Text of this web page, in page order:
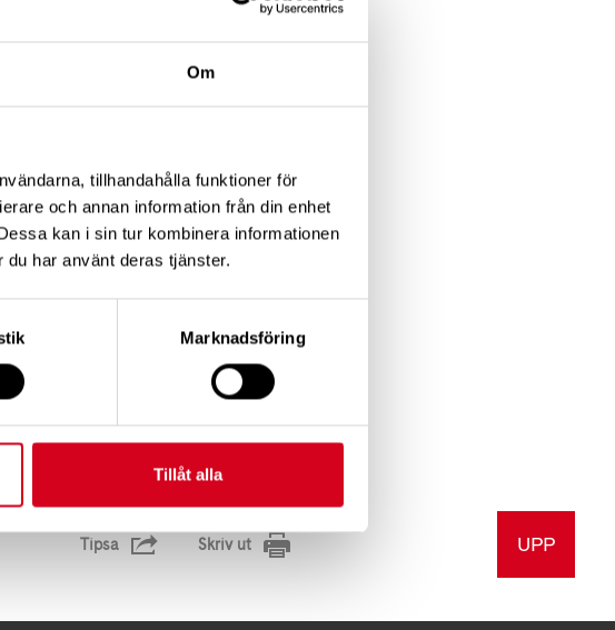
Om
tillhandahålla funktioner för
och annan information från din enhet
kan i sin tur kombinera informationen
har använt deras tjänster.
Marknadsföring
Tillåt alla
Klockan 13.00 äter vi
för att prova ut skor.
Tipsa Skriv ut UPP